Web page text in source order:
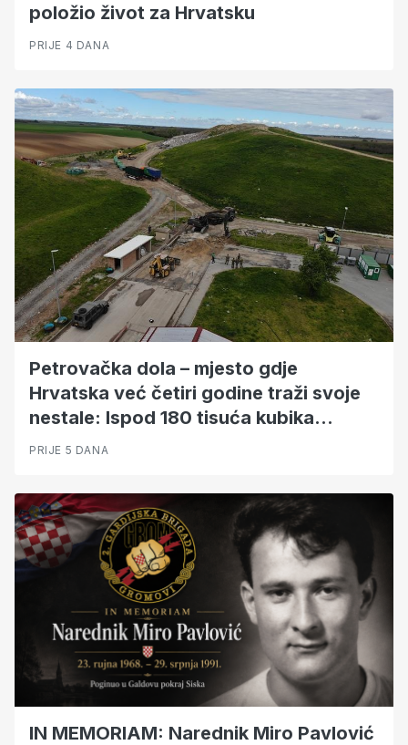
položio život za Hrvatsku
PRIJE 4 DANA
Petrovačka dola – mjesto gdje
Hrvatska već četiri godine traži svoje
nestale: Ispod 180 tisuća kubika
otpada pronađeni su hrvatski branitelji
PRIJE 5 DANA
IN MEMORIAM: Narednik Miro Pavlović